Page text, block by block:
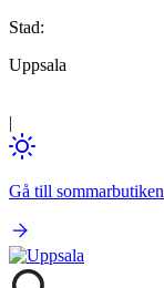
Stad:
Uppsala
|
Gå till sommarbutiken